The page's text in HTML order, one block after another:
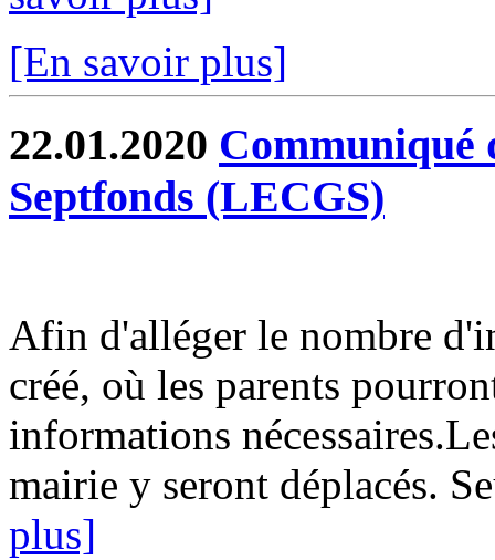
[En savoir plus]
22.01.2020 Communiqué
Septfonds (LECGS)
Afin d'alléger le nombre
créé, où les parents
informations
mairie y seront déplacés.
plus]